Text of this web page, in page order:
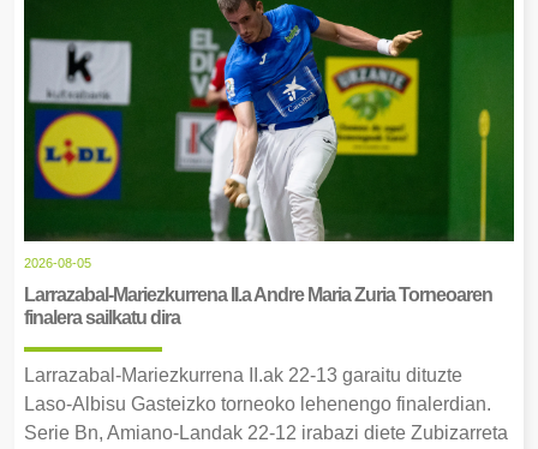
2026-08-05
Larrazabal-Mariezkurrena II.a Andre Maria Zuria Torneoaren
finalera sailkatu dira
Larrazabal-Mariezkurrena II.ak 22-13 garaitu dituzte
Laso-Albisu Gasteizko torneoko lehenengo finalerdian.
Serie Bn, Amiano-Landak 22-12 irabazi diete Zubizarreta